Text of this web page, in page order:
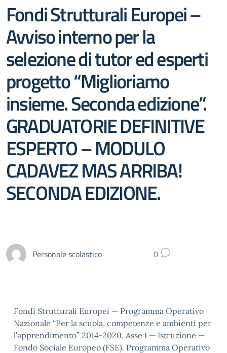
Fondi Strutturali Europei –
Avviso interno per la
selezione di tutor ed esperti
progetto “Miglioriamo
insieme. Seconda edizione”.
GRADUATORIE DEFINITIVE
ESPERTO – MODULO
CADAVEZ MAS ARRIBA!
SECONDA EDIZIONE.
Personale scolastico 0
Fondi Strutturali Europei — Programma Operativo
Nazionale “Per la scuola, competenze e ambienti per
l’apprendimento” 2014-2020. Asse I — Istruzione —
Fondo Sociale Europeo (FSE). Programma Operativo